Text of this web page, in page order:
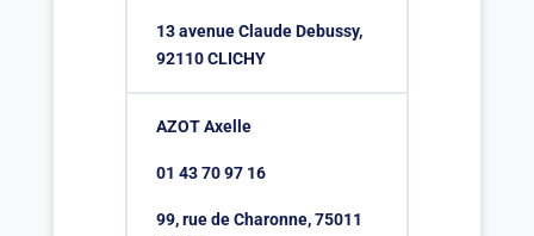
13 avenue Claude Debussy,
92110 CLICHY
AZOT Axelle
01 43 70 97 16
99, rue de Charonne, 75011